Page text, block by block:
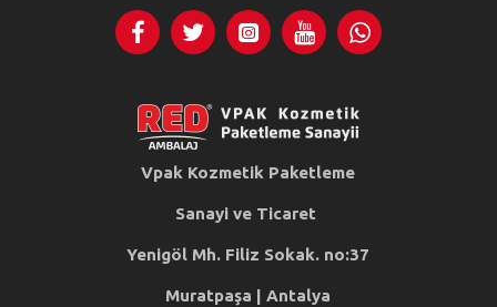
Vpak Kozmetik Paketleme
Sanayi ve Ticaret
Yenigöl Mh. Filiz Sokak. no:37
Muratpaşa | Antalya